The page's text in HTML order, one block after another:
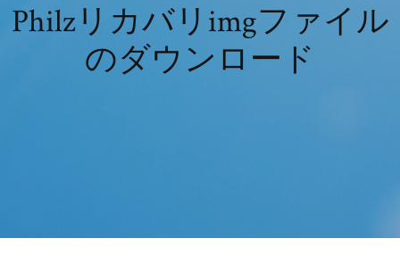
Philzリカバリimgファイル
のダウンロード